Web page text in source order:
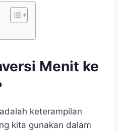
Menit ke
keterampilan
kita gunakan dalam